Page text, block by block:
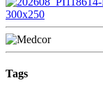
Tags